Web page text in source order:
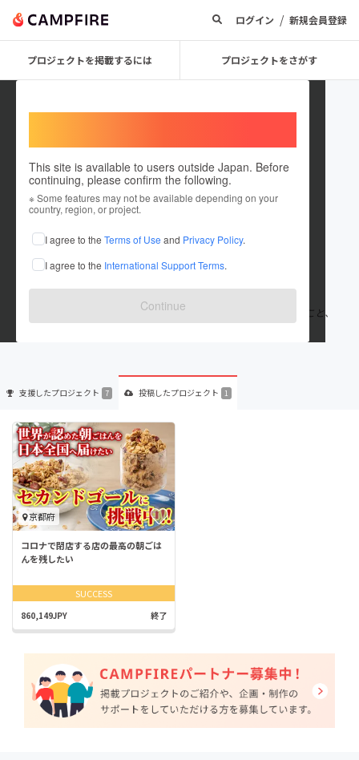
ログイン / 新規会員登録
プロジェクトを掲載するには プロジェクトをさがす
This site is available to users outside Japan. Before
continuing, please confirm the following.
※ Some features may not be available depending on your
country, region, or project.
I agree to the Terms of Use and Privacy Policy.
I agree to the International Support Terms.
Continue
ayakakazuisogai
これまでに7回支援して1件のプロジェクトを投稿しています
在住国：日本 現在地：京都府
出身国：日本 出身地：熊本県
近い将来、自分がクラファンする立場になりたい。 まずは、知ること、
動くこと！
支援したプロジェクト 7 投稿したプロジェクト 1
京都府
コロナで閉店する店の最高の朝ごは
んを残したい
SUCCESS
860,149JPY 終了